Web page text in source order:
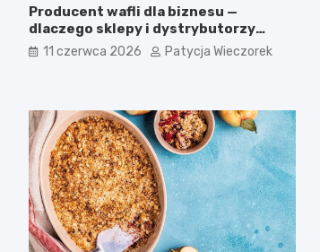
Producent wafli dla biznesu —
dlaczego sklepy i dystrybutorzy
wybierają wyroby IGA z Mogielnicy
11 czerwca 2026 Patycja Wieczorek